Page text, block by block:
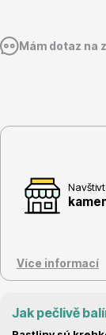
Cibuloviny
Mám dotaz na
Více informací
Jak pečlivě